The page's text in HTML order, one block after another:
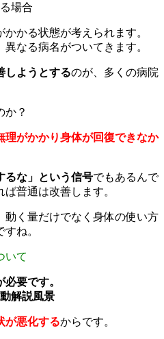
場合
かる状態が考えられます。
なる病名がついてきます。
しようとするのが、多くの病院
か？
理がかかり身体が回復できなか
るな」という信号でもあるんで
普通は改善します。
動く量だけでなく身体の使い方
ね。
いて
要です。
が悪化するからです。